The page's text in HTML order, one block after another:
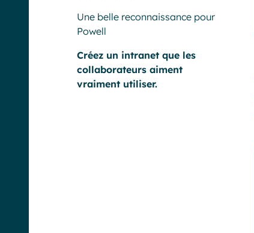
Une belle reconnaissance pour
Powell
Créez un intranet que les
collaborateurs aiment
vraiment utiliser.